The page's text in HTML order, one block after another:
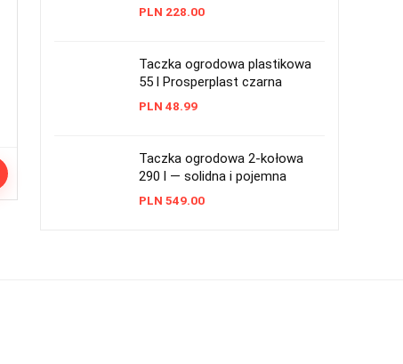
PLN 228.00
Taczka ogrodowa plastikowa
55 l Prosperplast czarna
PLN 48.99
Taczka ogrodowa 2-kołowa
290 l — solidna i pojemna
PLN 549.00